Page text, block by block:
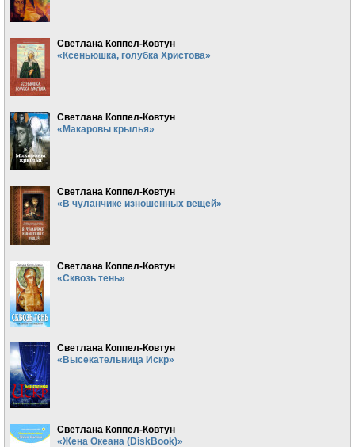
Светлана Коппел-Ковтун
«Ксеньюшка, голубка Христова»
Светлана Коппел-Ковтун
«Макаровы крылья»
Светлана Коппел-Ковтун
«В чуланчике изношенных вещей»
Светлана Коппел-Ковтун
«Сквозь тень»
Светлана Коппел-Ковтун
«Высекательница Искр»
Светлана Коппел-Ковтун
«Жена Океана (DiskBook)»